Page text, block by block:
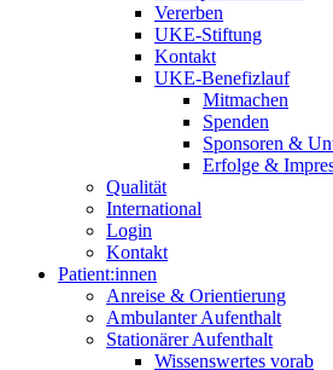
Vererben
UKE-Stiftung
Kontakt
UKE-Benefizlauf
Mitmachen
Spenden
Sponsoren &
Erfolge &
Qualität
International
Login
Kontakt
Patient:innen
Anreise & Orientierung
Ambulanter Aufenthalt
Stationärer Aufenthalt
Wissenswertes vorab